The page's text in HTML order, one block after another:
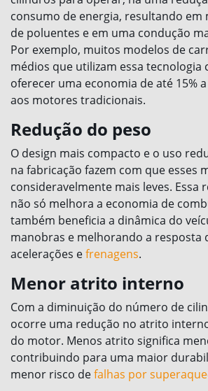
consumo de energia, resultando em
de poluentes e em uma condução
Por exemplo, muitos modelos de
médios que utilizam essa tecnologia
oferecer uma economia de até 15%
aos motores tradicionais.
Redução do peso
O design mais compacto e o uso
na fabricação fazem com que esses
consideravelmente mais leves. Essa
não só melhora a economia de
também beneficia a dinâmica do
manobras e melhorando a
acelerações efrenagens.
Menor atrito interno
Com a diminuição do número de
ocorre uma redução no atrito
do motor. Menos atrito significa
contribuindo para uma maior
menor risco defalhas por